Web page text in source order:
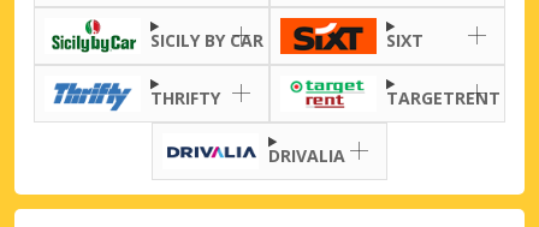
Prijava putem eLinka
SICILY BY CAR SIXT
THRIFTY TARGETRENT
DRIVALIA